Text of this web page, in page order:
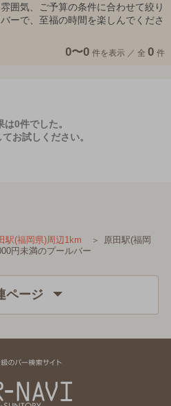
囲気、ご予算の条件に合わせて絞り
ーで、至福の時間を楽しんでくださ
0〜0 件を表示 ／ 全 0 件
は0件でした。
お試しください。
駅(福岡県)周辺1km
原田駅(福岡
円未満のプールバー
ページ